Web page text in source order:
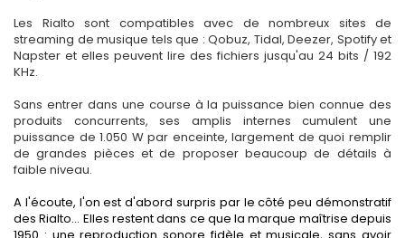
Les Rialto sont compatibles avec de nombreux sites de
streaming de musique tels que : Qobuz, Tidal, Deezer, Spotify et
Napster et elles peuvent lire des fichiers jusqu'au 24 bits / 192
KHz.
Sans entrer dans une course à la puissance bien connue des
produits concurrents, ses amplis internes cumulent une
puissance de 1.050 W par enceinte, largement de quoi remplir
de grandes pièces et de proposer beaucoup de détails à
faible niveau.
A l'écoute, l'on est d'abord surpris par le côté peu démonstratif
des Rialto... Elles restent dans ce que la marque maîtrise depuis